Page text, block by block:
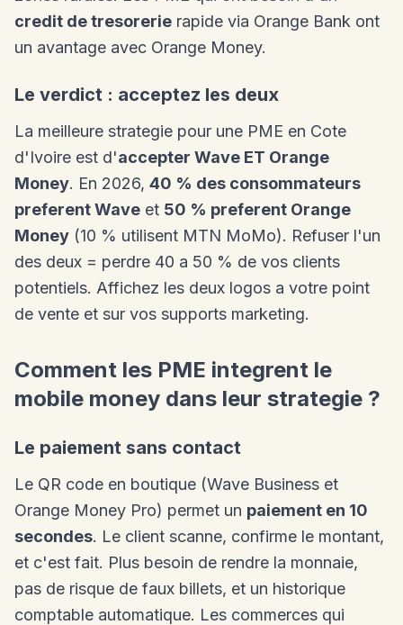
credit de tresorerie rapide via Orange Bank ont
un avantage avec Orange Money.
Le verdict : acceptez les deux
La meilleure strategie pour une PME en Cote
d'Ivoire est d'accepter Wave ET Orange
Money. En 2026, 40 % des consommateurs
preferent Wave et 50 % preferent Orange
Money (10 % utilisent MTN MoMo). Refuser l'un
des deux = perdre 40 a 50 % de vos clients
potentiels. Affichez les deux logos a votre point
de vente et sur vos supports marketing.
Comment les PME integrent le
mobile money dans leur strategie ?
Le paiement sans contact
Le QR code en boutique (Wave Business et
Orange Money Pro) permet un paiement en 10
secondes. Le client scanne, confirme le montant,
et c'est fait. Plus besoin de rendre la monnaie,
pas de risque de faux billets, et un historique
comptable automatique. Les commerces qui